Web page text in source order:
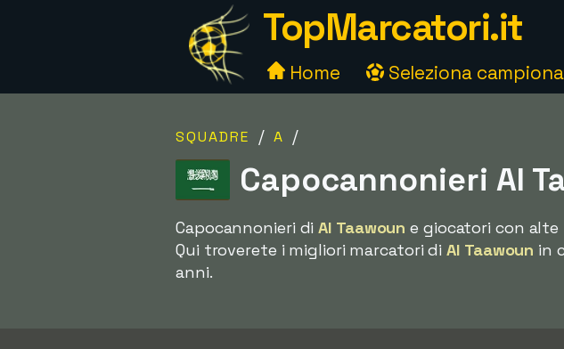
TopMarcatori.it
Home Seleziona
SQUADRE / A /
Capocannonieri Al
Capocannonieri diAl Taawoun e giocatori con
Qui troverete i migliori marcatori diAl Taawoun in
anni.